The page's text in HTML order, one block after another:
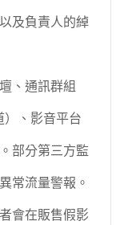
及負責人的綽
、通訊群組
）、影音平台
部分第三方監
常流量警報。
會在販售假影